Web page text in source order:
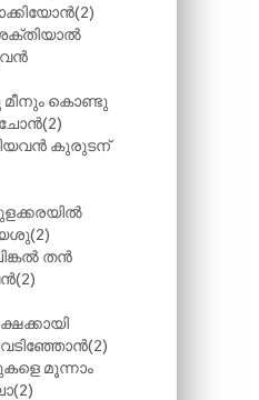
കൊണ്ടു
കുരുടന്
തൻ
മൂന്നാം